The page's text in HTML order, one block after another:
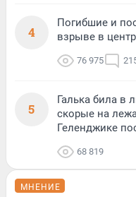
4
Погибшие и
взрыве в
76 975
5
Галька била в
скорые на
Геленджике
68 819
МНЕНИЕ